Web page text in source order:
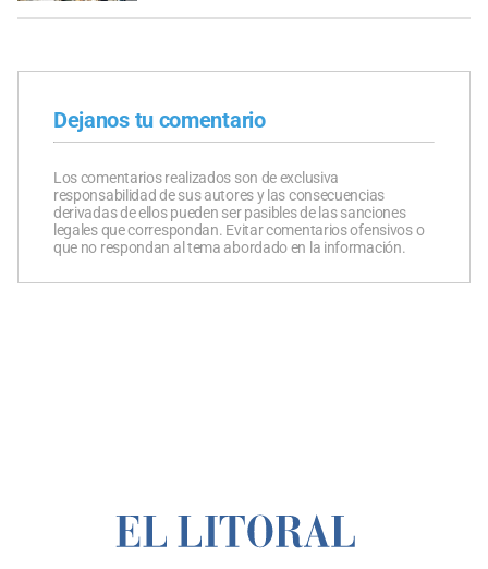
Dejanos tu comentario
Los comentarios realizados son de exclusiva
responsabilidad de sus autores y las consecuencias
derivadas de ellos pueden ser pasibles de las sanciones
legales que correspondan. Evitar comentarios ofensivos o
que no respondan al tema abordado en la información.